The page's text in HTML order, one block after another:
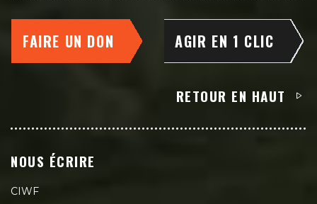
FAIRE UN DON AGIR EN 1 CLIC
RETOUR EN HAUT
NOUS ÉCRIRE
CIWF